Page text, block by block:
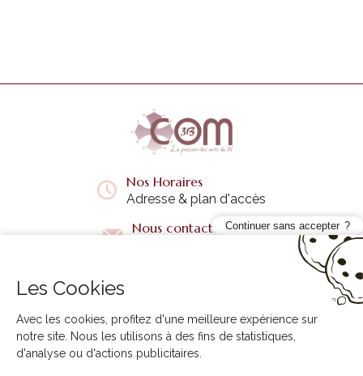
Nos Horaires
Adresse & plan d'accès
Nous contacter
Liens utiles +
Continuer sans accepter
Les Cookies
Avec les cookies, profitez d'une meilleure expérience sur
notre site. Nous les utilisons à des fins de statistiques,
d'analyse ou d'actions publicitaires.